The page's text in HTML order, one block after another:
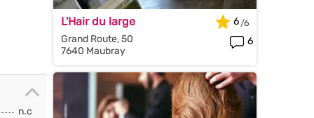
n.c
L'Hair du large
Grand Route, 50
7640 Maubray
6
6